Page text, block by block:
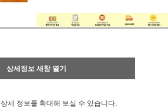
상세정보 새창 열기
상세 정보를 확대해 보실 수 있습니다.